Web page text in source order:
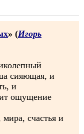
» (Игорь
сияющая, и
и
ощущение
счастья и